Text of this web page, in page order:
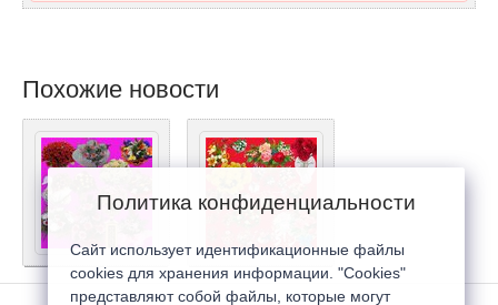
Похожие новости
Политика конфиденциальности
Сайт использует идентификационные файлы
cookies для хранения информации. "Cookies"
представляют собой файлы, которые могут